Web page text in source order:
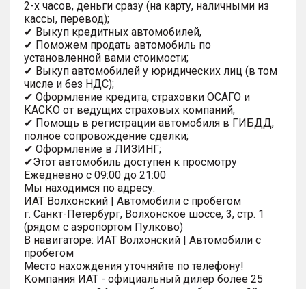
2-х часов, деньги сразу (на карту, наличными из
кассы, перевод);
✔ Выкуп кредитных автомобилей,
✔ Поможем продать автомобиль по
установленной вами стоимости;
✔ Выкуп автомобилей у юридических лиц (в том
числе и без НДС);
✔ Оформление кредита, страховки ОСАГО и
КАСКО от ведущих страховых компаний;
✔ Помощь в регистрации автомобиля в ГИБДД,
полное сопровождение сделки;
✔ Оформление в ЛИЗИНГ;
✔Этот автомобиль доступен к просмотру
Ежедневно с 09:00 до 21:00
Мы находимся по адресу:
ИАТ Волхонский | Автомобили с пробегом
г. Санкт-Петербург, Волхонское шоссе, 3, стр. 1
(рядом с аэропортом Пулково)
В навигаторе: ИАТ Волхонский | Автомобили с
пробегом
Место нахождения уточняйте по телефону!
Компания ИАТ - официальный дилер более 25